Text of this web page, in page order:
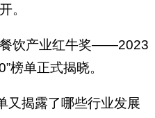
。
餐饮产业红牛奖——2023
榜单正式揭晓。
又揭露了哪些行业发展